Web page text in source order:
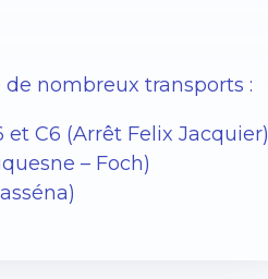
nombreux transports :
et C6 (Arrêt Felix Jacquier)
– Foch)